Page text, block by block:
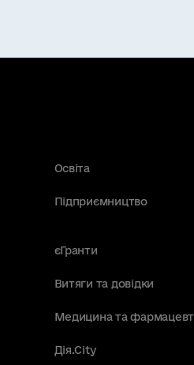
Освіта
Підприємництво
єГранти
Витяги та довідки
Медицина та
Дія.City